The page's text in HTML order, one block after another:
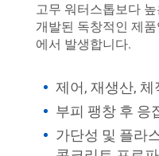
고무 워터스톱보다
개발된 독창적인 제
에서 발생합니다.
제어, 재생산, 체
부피 팽창 후 응
가단성 및 플라